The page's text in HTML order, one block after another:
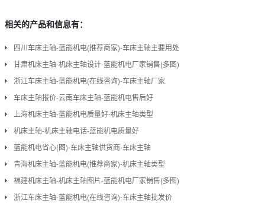
相关的产品和信息有：
四川车床主轴-蓝能机电(推荐商家)-车床主轴主要用处
甘肃机床主轴-机床主轴设计-蓝能机电厂家销售(多图)
浙江车床主轴-蓝能机电(在线咨询)-车床主轴厂家
车床主轴报价-云南车床主轴-蓝能机电售后好
上海机床主轴-蓝能机电质量好-机床主轴类型
机床主轴-机床主轴电话-蓝能机电质量好
蓝能机电省心(图)-车床主轴供货商-车床主轴
青海机床主轴-蓝能机电(推荐商家)-机床主轴类型
福建机床主轴-机床主轴图片-蓝能机电厂家销售(多图)
浙江车床主轴-蓝能机电(在线咨询)-车床主轴批发价